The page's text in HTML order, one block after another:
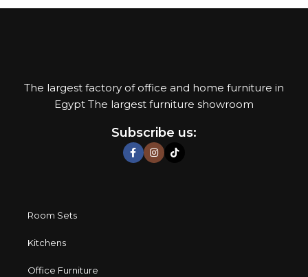
The largest factory of office and home furniture in
Egypt The largest furniture showroom
Subscribe us:
Room Sets
Kitchens
Office Furniture